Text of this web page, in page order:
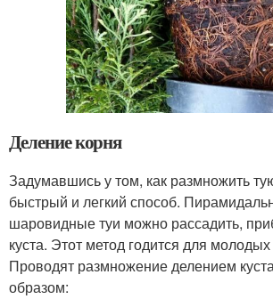
Деление корня
Задумавшись у том, как размножить
быстрый и легкий способ.
шаровидные туи можно рассадить,
куста. Этот метод годится для
Проводят размножение делением
образом: